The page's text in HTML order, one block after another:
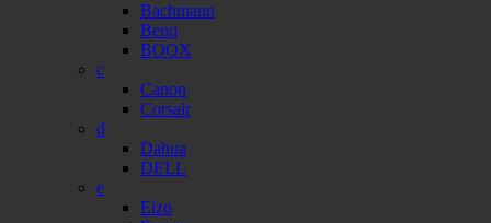
Bachmann
Benq
BOOX
c
Canon
Corsair
d
Dahua
DELL
e
Eizo